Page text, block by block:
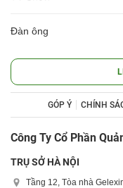
Đàn ông
GÓP Ý CHÍNH
Công Ty Cổ Phần
TRỤ SỞ HÀ NỘI
Tầng 12, Tòa nhà